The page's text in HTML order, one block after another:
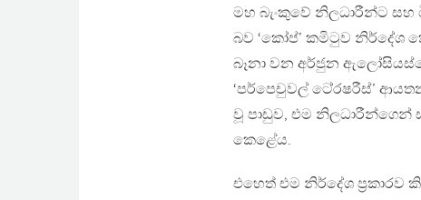
මහ බැංකුවේ නිලධාරීන්ට
බව ‘කෝප්’ කමිටුව නිර්දේශ
බෑනා වන අර්ජුන
‘පර්පෙචුවල් ටෙ‍්‍රෂරීස්’
වූ පාඩුව, එම නිලධාරීන්ගෙන්
කෙළේය.
එහෙත් එම නිර්දේශ